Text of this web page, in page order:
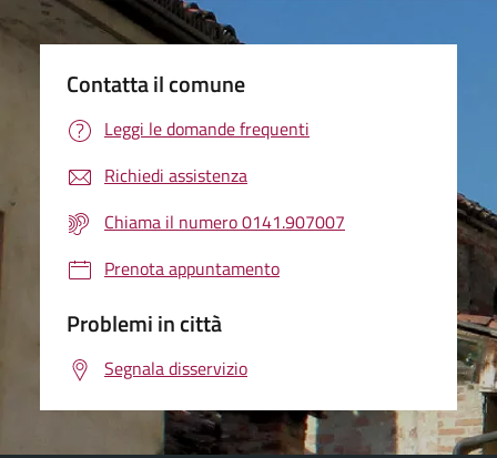
Contatta il comune
Leggi le domande frequenti
Richiedi assistenza
Chiama il numero 0141.907007
Prenota appuntamento
Problemi in città
Segnala disservizio